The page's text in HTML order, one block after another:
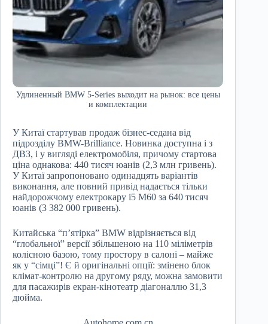
Удлиненный BMW 5-Series выходит на рынок: все цены
и комплектации
У Китаї стартував продаж бізнес-седана від
підрозділу BMW-Brilliance. Новинка доступна і з
ДВЗ, і у вигляді електромобіля, причому стартова
ціна однакова: 440 тисяч юанів (2,3 млн гривень).
У Китаї запропоновано одинадцять варіантів
виконання, але повний привід надається тільки
найдорожчому електрокару i5 M60 за 640 тисяч
юанів (3 382 000 гривень).
Китайська “п’ятірка” BMW відрізняється від
“глобальної” версії збільшеною на 110 міліметрів
колісною базою, тому простору в салоні – майже
як у “сімці”! Є й оригінальні опції: змінено блок
клімат-контролю на другому ряду, можна замовити
для пасажирів екран-кінотеатр діагоналлю 31,3
дюйма.